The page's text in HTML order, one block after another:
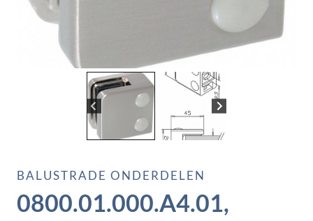
BALUSTRADE ONDERDELEN
0800.01.000.A4.01,